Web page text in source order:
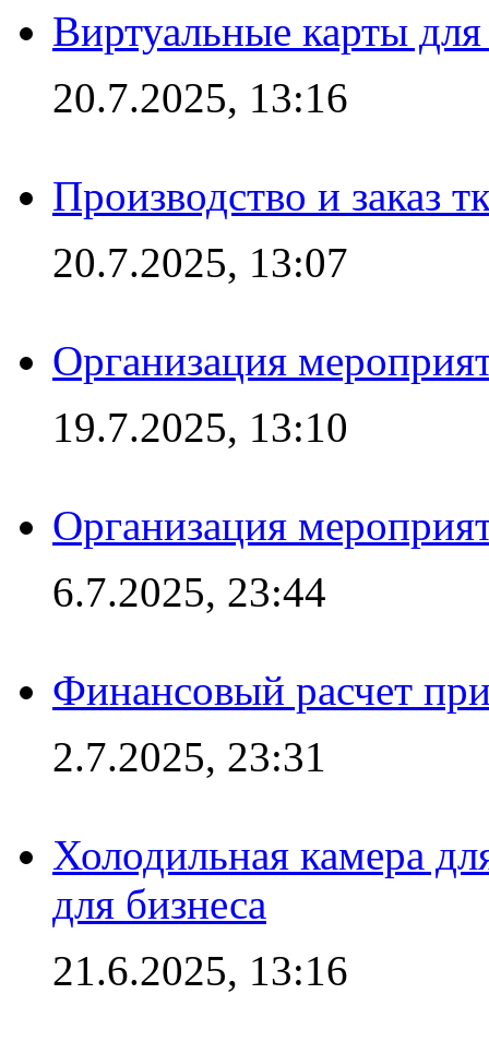
Виртуальные карты
20.7.2025, 13:16
Производство и заказ
20.7.2025, 13:07
Организация
19.7.2025, 13:10
Организация
6.7.2025, 23:44
Финансовый расчет
2.7.2025, 23:31
Холодильная камера
для бизнеса
21.6.2025, 13:16